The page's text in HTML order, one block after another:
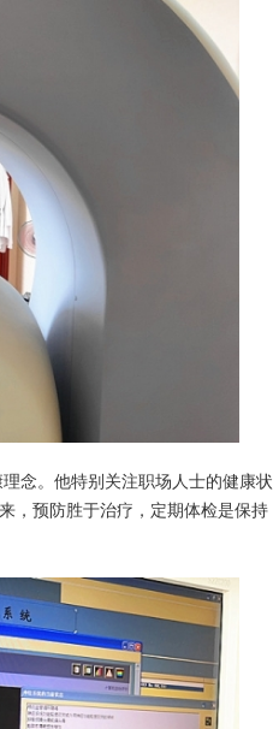
念。他特别关注职场人士的健康状
，预防胜于治疗，定期体检是保持